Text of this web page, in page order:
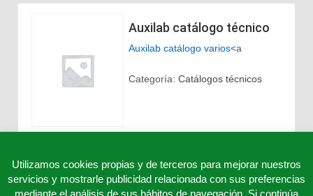
Auxilab catálogo técnico
Auxilab catálogo varios<a
Categoría:Catálogos técnicos
Utilizamos cookies propias y de terceros para mejorar nuestros
servicios y mostrarle publicidad relacionada con sus preferencias
mediante el análisis de sus hábitos de navegación. Si continúa